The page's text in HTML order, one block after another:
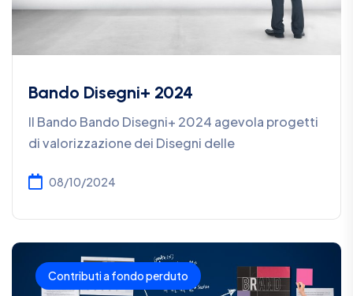
Bando Disegni+ 2024
Il Bando Bando Disegni+ 2024 agevola progetti
di valorizzazione dei Disegni delle
08/10/2024
Contributi a fondo perduto